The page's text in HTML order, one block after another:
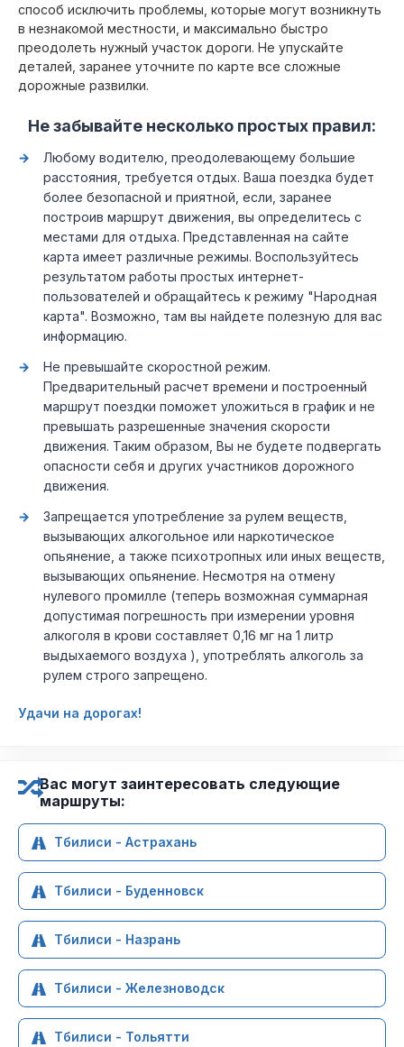
способ исключить проблемы, которые могут возникнуть
в незнакомой местности, и максимально быстро
преодолеть нужный участок дороги. Не упускайте
деталей, заранее уточните по карте все сложные
дорожные развилки.
Не забывайте несколько простых правил:
Любому водителю, преодолевающему большие
расстояния, требуется отдых. Ваша поездка будет
более безопасной и приятной, если, заранее
построив маршрут движения, вы определитесь с
местами для отдыха. Представленная на сайте
карта имеет различные режимы. Воспользуйтесь
результатом работы простых интернет-
пользователей и обращайтесь к режиму "Народная
карта". Возможно, там вы найдете полезную для вас
информацию.
Не превышайте скоростной режим.
Предварительный расчет времени и построенный
маршрут поездки поможет уложиться в график и не
превышать разрешенные значения скорости
движения. Таким образом, Вы не будете подвергать
опасности себя и других участников дорожного
движения.
Запрещается употребление за рулем веществ,
вызывающих алкогольное или наркотическое
опьянение, а также психотропных или иных веществ,
вызывающих опьянение. Несмотря на отмену
нулевого промилле (теперь возможная суммарная
допустимая погрешность при измерении уровня
алкоголя в крови составляет 0,16 мг на 1 литр
выдыхаемого воздуха ), употреблять алкоголь за
рулем строго запрещено.
Удачи на дорогах!
Вас могут заинтересовать следующие
маршруты:
Тбилиси - Астрахань
Тбилиси - Буденновск
Тбилиси - Назрань
Тбилиси - Железноводск
Тбилиси - Тольятти